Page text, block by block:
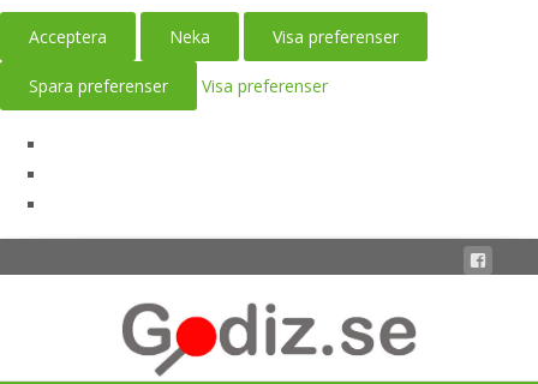
Acceptera Neka Visa preferenser
Spara preferenser Visa preferenser